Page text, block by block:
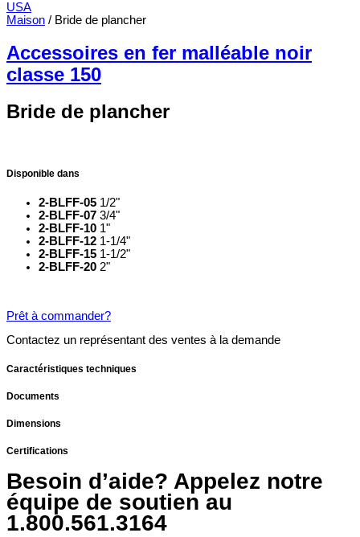
USA
Maison / Bride de plancher
Accessoires en fer malléable noir
classe 150
Bride de plancher
Disponible dans
2-BLFF-05 1/2"
2-BLFF-07 3/4"
2-BLFF-10 1"
2-BLFF-12 1-1/4"
2-BLFF-15 1-1/2"
2-BLFF-20 2"
Prêt à commander?
Contactez un représentant des ventes à la demande
Caractéristiques techniques
Documents
Dimensions
Certifications
Besoin d’aide? Appelez notre
équipe de soutien au
1.800.561.3164